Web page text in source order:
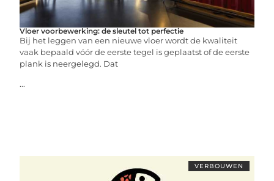
Vloer voorbewerking: de sleutel tot perfectie
Bij het leggen van een nieuwe vloer wordt de kwaliteit
vaak bepaald vóór de eerste tegel is geplaatst of de eerste
plank is neergelegd. Dat
...
VERBOUWEN